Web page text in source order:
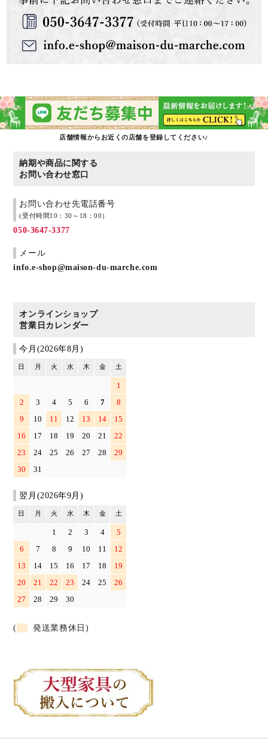
店舗情報からお近くの店舗を登録してください♪
納期や商品に関する
お問い合わせ窓口
お問い合わせ先電話番号
(受付時間10：30～18：00）
050-3647-3377
メール
info.e-shop@maison-du-marche.com
オンラインショップ
営業日カレンダー
今月(2026年8月)
日 月 火 水 木 金 土
1
2
3 4 5 6 7
8
9
10 11 12 13 14
15
16
17 18 19 20 21
22
23
24 25 26 27 28
29
30
31
翌月(2026年9月)
日 月 火 水 木 金 土
1 2 3 4
5
6
7 8 9 10 11
12
13
14 15 16 17 18
19
20
21 22 23 24 25
26
27
28 29 30
( 発送業務休日)